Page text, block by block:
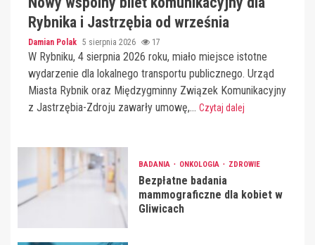
Rybnika i Jastrzębia od września
Damian Polak 5 sierpnia 2026 17
W Rybniku, 4 sierpnia 2026 roku, miało miejsce istotne
wydarzenie dla lokalnego transportu publicznego. Urząd
Miasta Rybnik oraz Międzygminny Związek Komunikacyjny
z Jastrzębia-Zdroju zawarły umowę,... Czytaj dalej
BADANIA ONKOLOGIA ZDROWIE
Bezpłatne badania
mammograficzne dla kobiet w
Gliwicach